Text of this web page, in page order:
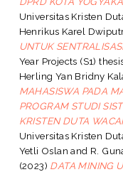
Universitas Kristen
Henrikus Karel
UNTUK
Year Projects (S1)
Herling Yan Bridny
MAHASISWA PADA
PROGRAM STUDI
KRISTEN DUTA
Universitas Kristen
Yetli Oslan and R.
(2023) DATA MINING